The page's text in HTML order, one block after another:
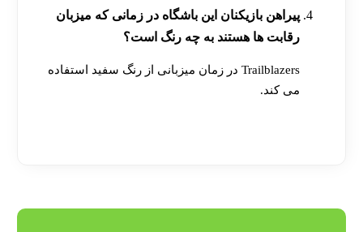
پیراهن بازیکنان این باشگاه در زمانی که میزبان
رقابت ها هستند به چه رنگ است؟
Trailblazers در زمان میزبانی از رنگ سفید استفاده
می کند.